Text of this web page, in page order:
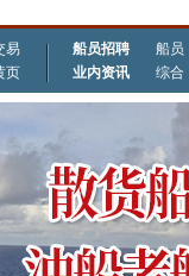
易
页
船员招聘 船员
业内资讯
综合